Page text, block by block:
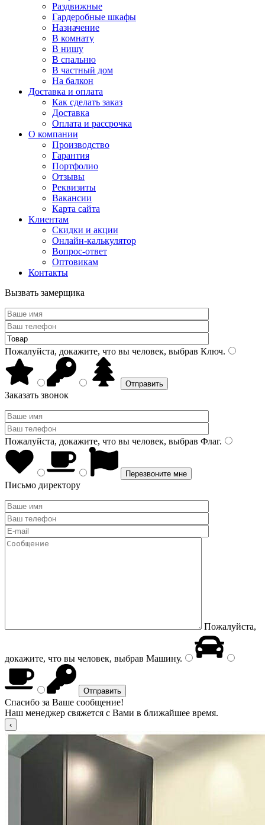
Раздвижные
Гардеробные шкафы
Назначение
В комнату
В нишу
В спальню
В частный дом
На балкон
Доставка и оплата
Как сделать заказ
Доставка
Оплата и рассрочка
О компании
Производство
Гарантия
Портфолио
Отзывы
Реквизиты
Вакансии
Карта сайта
Клиентам
Скидки и акции
Онлайн-калькулятор
Вопрос-ответ
Оптовикам
Контакты
Вызвать замерщика
Пожалуйста, докажите, что вы человек, выбрав Ключ.
Заказать звонок
Пожалуйста, докажите, что вы человек, выбрав Флаг.
Письмо директору
Пожалуйста,
докажите, что вы человек, выбрав Машину.
Спасибо за Ваше сообщение!
Наш менеджер свяжется с Вами в ближайшее время.